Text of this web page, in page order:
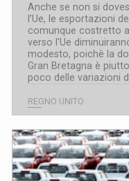
Anche se non si
l’Ue, le esportazioni
comunque costretto
verso l'Ue
modesto, poichè la
Gran Bretagna è
poco delle variazioni
REGNO UNITO